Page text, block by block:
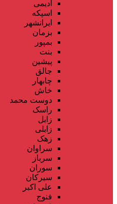
ادیمی
اسپکه
ایرانشهر
بزمان
بمپور
بنت
پیشین
جالق
چابهار
خاش
دوست محمد
راسک
زابل
زابلی
زهک
سراوان
سرباز
سوران
سیرکان
علی اکبر
فنوج